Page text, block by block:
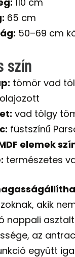
65 cm
50–69 cm
szín
tömör vad
olajozott
vad tölgy
füstszínű
elemek
természetes
akik
nappali
az
együtt